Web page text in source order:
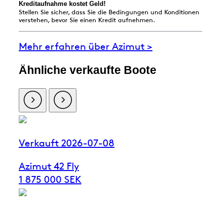
Kreditaufnahme kostet Geld!
Stellen Sie sicher, dass Sie die Bedingungen und Konditionen
verstehen, bevor Sie einen Kredit aufnehmen.
Mehr erfahren über Azimut >
Ähnliche verkaufte Boote
Verkauft 2026-07-08
Azimut 42 Fly
1 875 000 SEK